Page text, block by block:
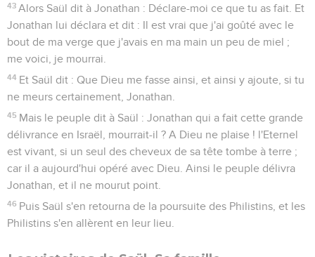
43 Alors Saül dit à Jonathan : Déclare-moi ce que tu as fait. Et
Jonathan lui déclara et dit : Il est vrai que j'ai goûté avec le
bout de ma verge que j'avais en ma main un peu de miel ;
me voici, je mourrai.
44 Et Saül dit : Que Dieu me fasse ainsi, et ainsi y ajoute, si tu
ne meurs certainement, Jonathan.
45 Mais le peuple dit à Saül : Jonathan qui a fait cette grande
délivrance en Israël, mourrait-il ? A Dieu ne plaise ! l'Eternel
est vivant, si un seul des cheveux de sa tête tombe à terre ;
car il a aujourd'hui opéré avec Dieu. Ainsi le peuple délivra
Jonathan, et il ne mourut point.
46 Puis Saül s'en retourna de la poursuite des Philistins, et les
Philistins s'en allèrent en leur lieu.